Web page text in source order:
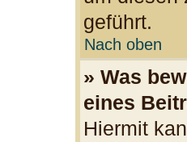
geführt.
Nach oben
» Was
eines
Hiermit